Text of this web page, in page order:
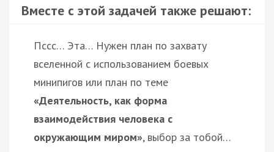
Вместе с этой задачей также решают:
Пссс… Эта… Нужен план по захвату
вселенной с использованием боевых
минипигов или план по теме
«Деятельность, как форма
взаимодействия человека с
окружающим миром», выбор за тобой…